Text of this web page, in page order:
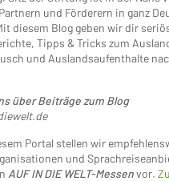
und Förderern in ganz
diesem Blog geben wir dir
Tipps & Tricks zum
und Auslandsaufenthalte
über Beiträge zum Blog
Portal stellen wir
und
AUF IN DIE WELT-Messenvor.